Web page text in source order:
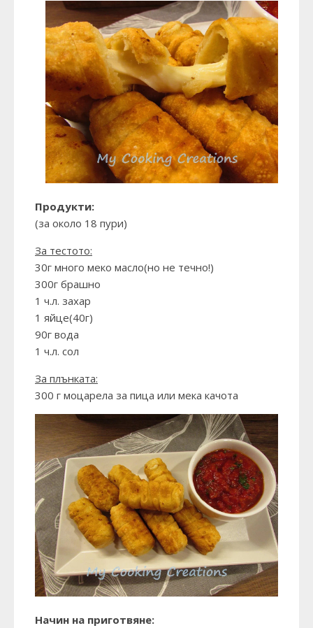
Продукти:
(за около 18 пури)
За тестото:
30г много меко масло(но не течно!)
300г брашно
1 ч.л. захар
1 яйце(40г)
90г вода
1 ч.л. сол
За плънката:
300 г моцарела за пица или мека качота
Начин на приготвяне: